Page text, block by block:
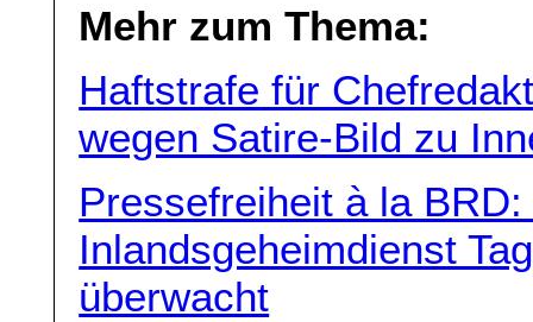
Mehr zum Thema:
Haftstrafe für
wegen Satire-Bild zu
Pressefreiheit à la
Inlandsgeheimdienst
überwacht